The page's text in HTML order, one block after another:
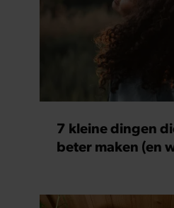
7 kleine dingen
beter maken (en